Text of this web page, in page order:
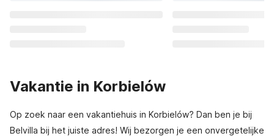
Vakantie in Korbielów
Op zoek naar een vakantiehuis in Korbielów? Dan ben je bij
Belvilla bij het juiste adres! Wij bezorgen je een onvergetelijke